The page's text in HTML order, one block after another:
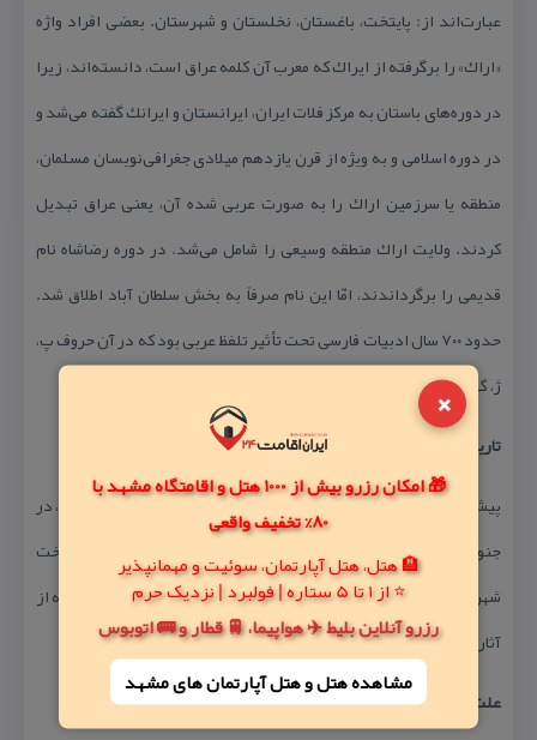
×
🎁 امکان رزرو بیش از 1000 هتل و اقامتگاه مشهد با
80% تخفیف واقعی
🏨 هتل، هتل آپارتمان، سوئیت و مهمانپذیر
⭐ از 1 تا 5 ستاره | فولبرد | نزدیک حرم
رزرو آنلاین بلیط ✈️ هواپیما، 🚆 قطار و 🚌 اتوبوس
مشاهده هتل و هتل‌ آپارتمان های مشهد
عبارت‌اند از: پایتخت، باغستان، نخلستان و شهرستان. بعضی افراد واژه
«اراك» را برگرفته از ایراك كه معرب آن كلمه عراق است، دانسته‌اند، زیرا
در دوره‌های باستان به مركز فلات ایران، ایرانستان و ایرانك گفته می‌شد و
در دوره اسلامی و به ویژه از قرن یازدهم میلادی جغرافی‌نویسان مسلمان،
منطقه یا سرزمین اراك را به صورت عربی شده آن، یعنی عراق تبدیل
كردند. ولایت اراك منطقه وسیعی را شامل می‌شد. در دوره رضاشاه نام
قدیمی را برگرداندند، امّا این نام صرفاً به بخش سلطان آباد اطلاق شد.
حدود ۷۰۰ سال ادبیات فارسی تحت تأثیر تلفظ عربی بود كه در آن حروف پ،
ژ، گ، ك، چ و… حذف و دگرگون می‌شد.
تاریخچه
پیش از ساخت شهر در جای كنونی و در پیرامون آن چند ده وجود داشت، در
جنوب شهر ده قلعه و قلعه‌نو و در غرب شهر ده حصار بود كه برای ساخت
شهر ویران شدند. در جای كنونی شهر دهی بنام دستگرده بوده است كه از
آثار آن قناتی باقی‌مانده كه به «قنات ده» شناخته شده است.
علت شكل‌گیری شهر